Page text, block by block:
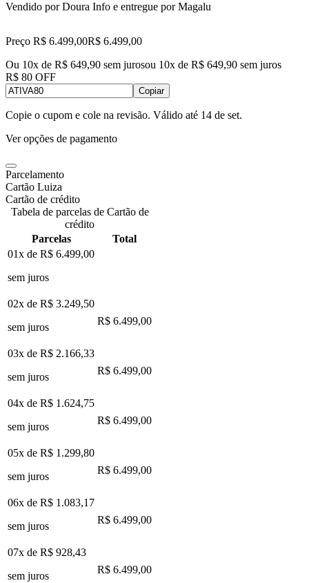
Vendido porDoura Info e entregue por Magalu
Preço R$ 6.499,00R$ 6.499,00
Ou 10x de R$ 649,90 sem jurosou 10x de R$ 649,90 sem juros
R$ 80 OFF
Copiar
Copie o cupom e cole na revisão. Válido até 14 de set.
Ver opções de pagamento
Parcelamento
Cartão Luiza
Cartão de crédito
Tabela de parcelas de Cartão de
crédito
Parcelas
Total
01x de R$ 6.499,00
sem juros
02x de R$ 3.249,50
sem juros
R$ 6.499,00
03x de R$ 2.166,33
sem juros
R$ 6.499,00
04x de R$ 1.624,75
sem juros
R$ 6.499,00
05x de R$ 1.299,80
sem juros
R$ 6.499,00
06x de R$ 1.083,17
sem juros
R$ 6.499,00
07x de R$ 928,43
sem juros
R$ 6.499,00